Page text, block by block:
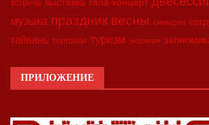
встреча гала-концерт
музыка праздник весны синьцзян
тайвань торговля туризм экология
ПРИЛОЖЕНИЕ